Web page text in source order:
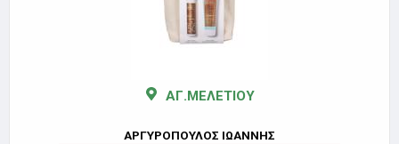
ΑΓ.ΜΕΛΕΤΙΟΥ
ΑΡΓΥΡΟΠΟΥΛΟΣ ΙΩΑΝΝΗΣ